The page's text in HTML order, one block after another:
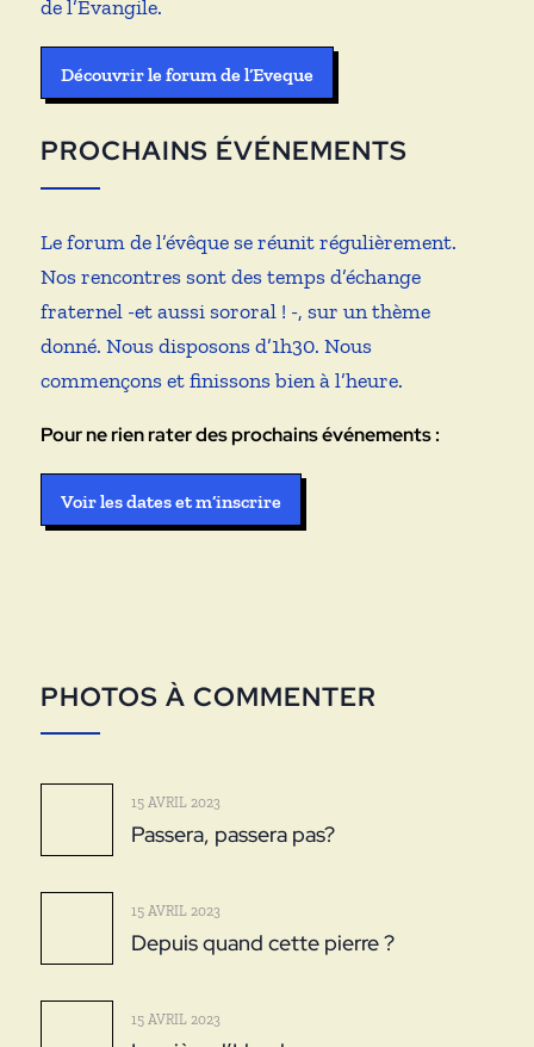
de l’Évangile.
Découvrir le forum de l’Eveque
PROCHAINS ÉVÉNEMENTS
Le forum de l’évêque se réunit régulièrement.
Nos rencontres sont des temps d’échange
fraternel -et aussi sororal ! -, sur un thème
donné. Nous disposons d’1h30. Nous
commençons et finissons bien à l’heure.
Pour ne rien rater des prochains événements :
Voir les dates et m’inscrire
PHOTOS À COMMENTER
15 AVRIL 2023
Passera, passera pas?
15 AVRIL 2023
Depuis quand cette pierre ?
15 AVRIL 2023